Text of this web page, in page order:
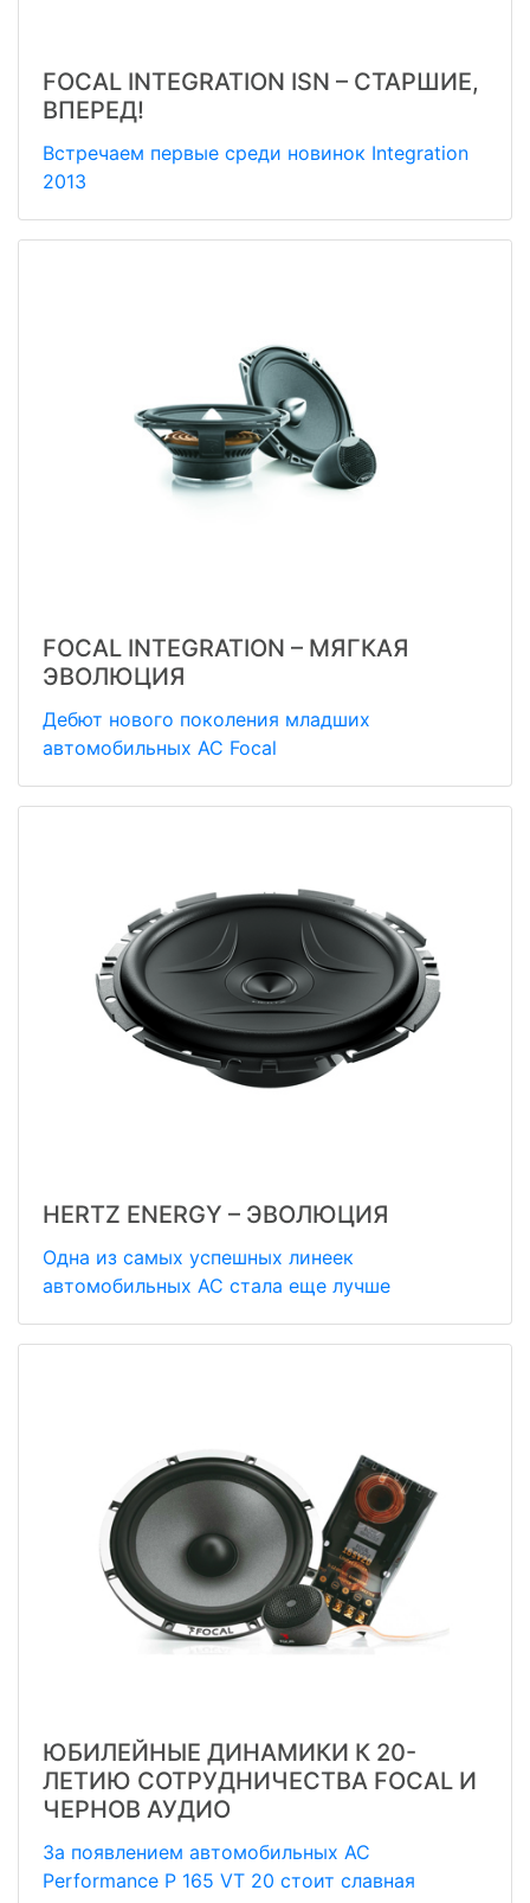
FOCAL INTEGRATION ISN – СТАРШИЕ,
ВПЕРЕД!
Встречаем первые среди новинок Integration
2013
FOCAL INTEGRATION – МЯГКАЯ
ЭВОЛЮЦИЯ
Дебют нового поколения младших
автомобильных АС Focal
HERTZ ENERGY – ЭВОЛЮЦИЯ
Одна из самых успешных линеек
автомобильных АС стала еще лучше
ЮБИЛЕЙНЫЕ ДИНАМИКИ К 20-
ЛЕТИЮ СОТРУДНИЧЕСТВА FOCAL И
ЧЕРНОВ АУДИО
За появлением автомобильных АС
Performance P 165 VT 20 стоит славная